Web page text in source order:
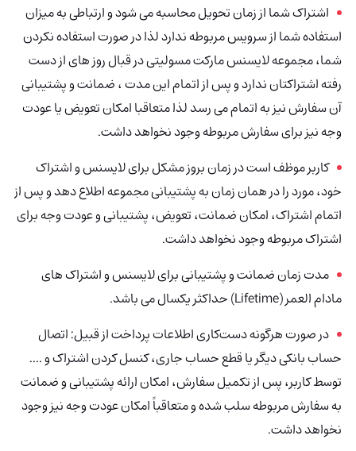
اشتراک شما از زمان تحویل محاسبه می شود و ارتباطی به میزان
استفاده شما از سرویس مربوطه ندارد لذا در صورت استفاده نکردن
شما، مجموعه لایسنس مارکت مسولیتی در قبال روز های از دست
رفته اشتراکتان ندارد و پس از اتمام این مدت ، ضمانت و پشتیبانی
آن سفارش نیز به اتمام می رسد لذا متعاقبا امکان تعویض یا عودت
وجه نیز برای سفارش مربوطه وجود نخواهد داشت.
کاربر موظف است در زمان بروز مشکل برای لایسنس و اشتراک
خود، مورد را در همان زمان به پشتیبانی مجموعه اطلاع دهد و پس از
اتمام اشتراک، امکان ضمانت، تعویض، پشتیبانی و عودت وجه برای
اشتراک مربوطه وجود نخواهد داشت.
مدت زمان ضمانت و پشتیبانی برای لایسنس و اشتراک های
مادام العمر (Lifetime) حداکثر یکسال می باشد.
در صورت هرگونه دست‌کاری اطلاعات پرداخت از قبیل: اتصال
حساب بانکی دیگر یا قطع حساب جاری، کنسل کردن اشتراک و ....
توسط کاربر، پس از تکمیل سفارش، امکان ارائه پشتیبانی و ضمانت
به سفارش مربوطه سلب شده و متعاقباً امکان عودت وجه نیز وجود
نخواهد داشت.